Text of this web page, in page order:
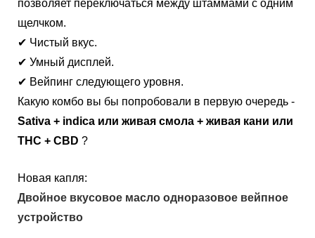
позволяет переключаться между штаммами с одним
щелчком.
✔ Чистый вкус.
✔ Умный дисплей.
✔ Вейпинг следующего уровня.
Какую комбо вы бы попробовали в первую очередь -
Sativa + indica или живая смола + живая кани или
THC + CBD ?
Новая капля:
Двойное вкусовое масло одноразовое вейпное
устройство